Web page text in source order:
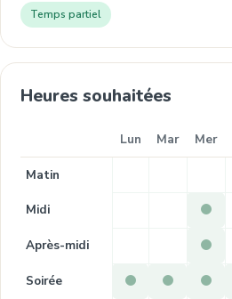
Temps partiel
Heures souhaitées
Lun Mar Mer
Matin
Midi
Après-midi
Soirée